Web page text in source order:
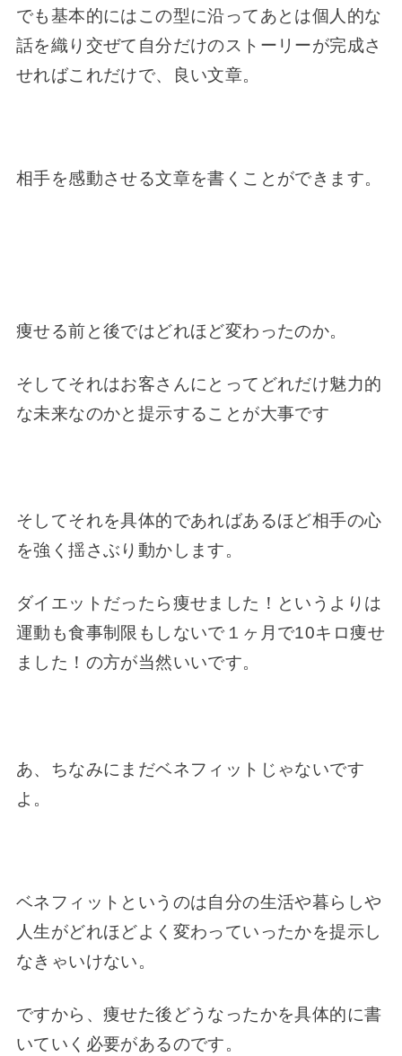
でも基本的にはこの型に沿ってあとは個人的な
話を織り交ぜて自分だけのストーリーが完成さ
せればこれだけで、良い文章。
相手を感動させる文章を書くことができます。
痩せる前と後ではどれほど変わったのか。
そしてそれはお客さんにとってどれだけ魅力的
な未来なのかと提示することが大事です
そしてそれを具体的であればあるほど相手の心
を強く揺さぶり動かします。
ダイエットだったら痩せました！というよりは
運動も食事制限もしないで１ヶ月で10キロ痩せ
ました！の方が当然いいです。
あ、ちなみにまだベネフィットじゃないです
よ。
ベネフィットというのは自分の生活や暮らしや
人生がどれほどよく変わっていったかを提示し
なきゃいけない。
ですから、痩せた後どうなったかを具体的に書
いていく必要があるのです。